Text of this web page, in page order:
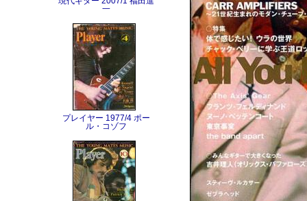
一
プレイヤー 1977/4 ポー
ル・コゾフ